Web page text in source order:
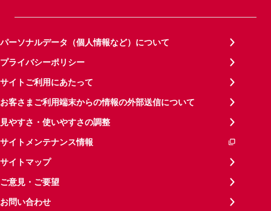
パーソナルデータ（個人情報など）について
プライバシーポリシー
サイトご利用にあたって
お客さまご利用端末からの情報の外部送信について
見やすさ・使いやすさの調整
サイトメンテナンス情報
サイトマップ
ご意見・ご要望
お問い合わせ